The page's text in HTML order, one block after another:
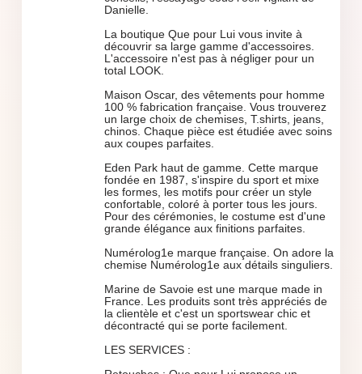
Danielle.
La boutique Que pour Lui vous invite à
découvrir sa large gamme d'accessoires.
L'accessoire n'est pas à négliger pour un
total LOOK.
Maison Oscar, des vêtements pour homme
100 % fabrication française. Vous trouverez
un large choix de chemises, T.shirts, jeans,
chinos. Chaque pièce est étudiée avec soins
aux coupes parfaites.
Eden Park haut de gamme. Cette marque
fondée en 1987, s'inspire du sport et mixe
les formes, les motifs pour créer un style
confortable, coloré à porter tous les jours.
Pour des cérémonies, le costume est d'une
grande élégance aux finitions parfaites.
Numérolog1e marque française. On adore la
chemise Numérolog1e aux détails singuliers.
Marine de Savoie est une marque made in
France. Les produits sont très appréciés de
la clientèle et c'est un sportswear chic et
décontracté qui se porte facilement.
LES SERVICES :